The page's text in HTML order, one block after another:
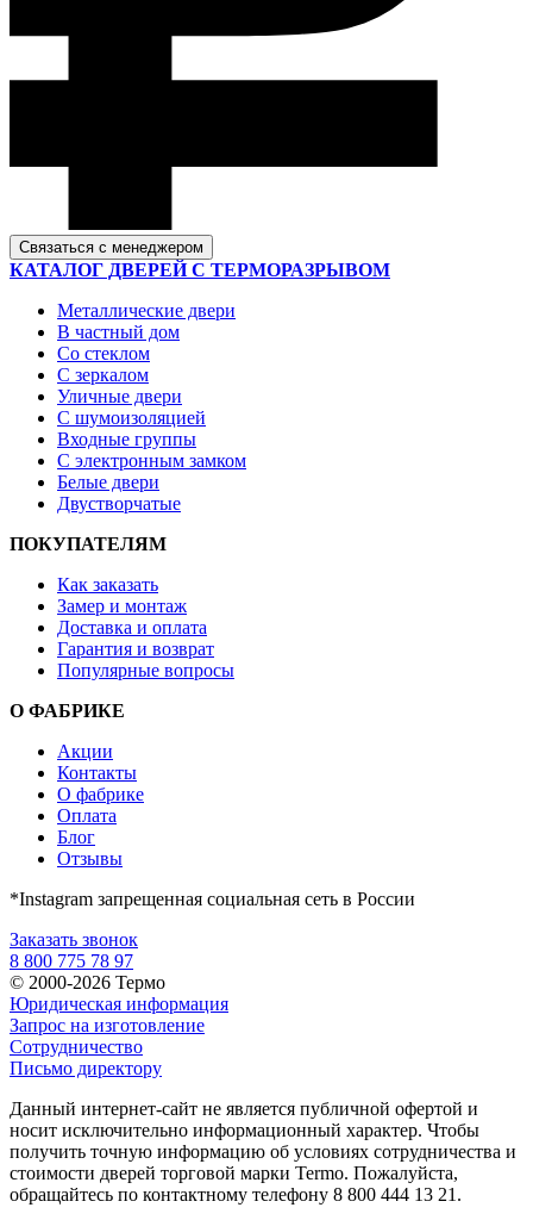
Связаться с менеджером
КАТАЛОГ ДВЕРЕЙ С ТЕРМОРАЗРЫВОМ
Металлические двери
В частный дом
Со стеклом
С зеркалом
Уличные двери
С шумоизоляцией
Входные группы
С электронным замком
Белые двери
Двустворчатые
ПОКУПАТЕЛЯМ
Как заказать
Замер и монтаж
Доставка и оплата
Гарантия и возврат
Популярные вопросы
О ФАБРИКЕ
Акции
Контакты
О фабрике
Оплата
Блог
Отзывы
*Instagram запрещенная социальная сеть в России
Заказать звонок
8 800 775 78 97
© 2000-2026 Термо
Юридическая информация
Запрос на изготовление
Сотрудничество
Письмо директору
Данный интернет-сайт не является публичной офертой и
носит исключительно информационный характер. Чтобы
получить точную информацию об условиях сотрудничества и
стоимости дверей торговой марки Termo. Пожалуйста,
обращайтесь по контактному телефону 8 800 444 13 21.